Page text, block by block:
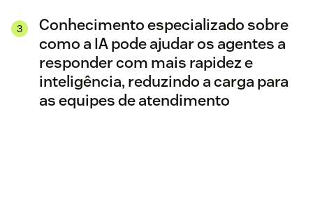
Conhecimento especializado sobre
como a IA pode ajudar os agentes a
responder com mais rapidez e
inteligência, reduzindo a carga para
as equipes de atendimento